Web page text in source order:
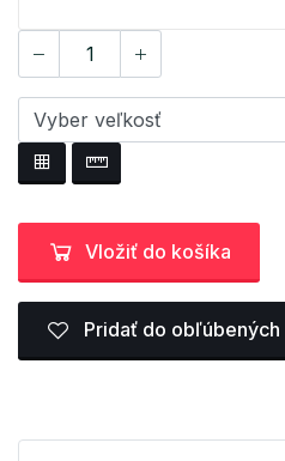
Vložiť do košíka
Pridať do obľúbených